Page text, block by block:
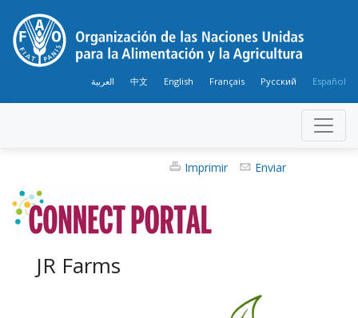
العربية 中文 English Français Русский Español
Imprimir Enviar
JR Farms